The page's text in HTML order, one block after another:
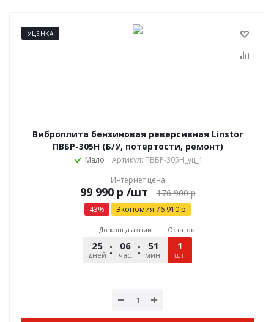
УЦЕНКА
Виброплита бензиновая реверсивная Linstor
ПВБР-305H (Б/У, потертости, ремонт)
Мало
Артикул: ПВБР-305H_уц_1
Интернет цена
р /шт 176 900р
43% Экономия 76 910 р
До конца акции
25
дней
06
час.
51
мин.
17
сек.
Остаток
1
шт.